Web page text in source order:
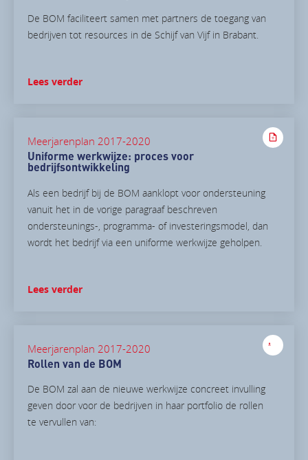
De BOM faciliteert samen met partners de toegang van
bedrijven tot resources in de Schijf van Vijf in Brabant.
Lees verder
Meerjarenplan 2017-2020
Uniforme werkwijze: proces voor
bedrijfsontwikkeling
Als een bedrijf bij de BOM aanklopt voor ondersteuning
vanuit het in de vorige paragraaf beschreven
ondersteunings-, programma- of investeringsmodel, dan
wordt het bedrijf via een uniforme werkwijze geholpen.
Lees verder
Meerjarenplan 2017-2020
Rollen van de BOM
De BOM zal aan de nieuwe werkwijze concreet invulling
geven door voor de bedrijven in haar portfolio de rollen
te vervullen van: